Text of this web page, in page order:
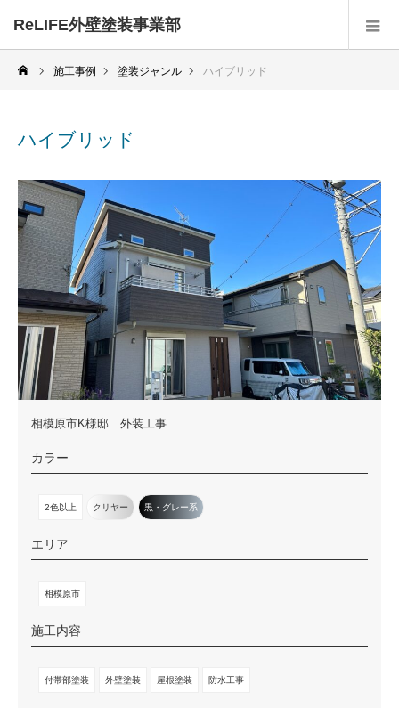
ReLIFE外壁塗装事業部
施工事例 塗装ジャンル ハイブリッド
ハイブリッド
相模原市K様邸 外装工事
カラー
2色以上 クリヤー 黒・グレー系
エリア
相模原市
施工内容
付帯部塗装 外壁塗装 屋根塗装 防水工事